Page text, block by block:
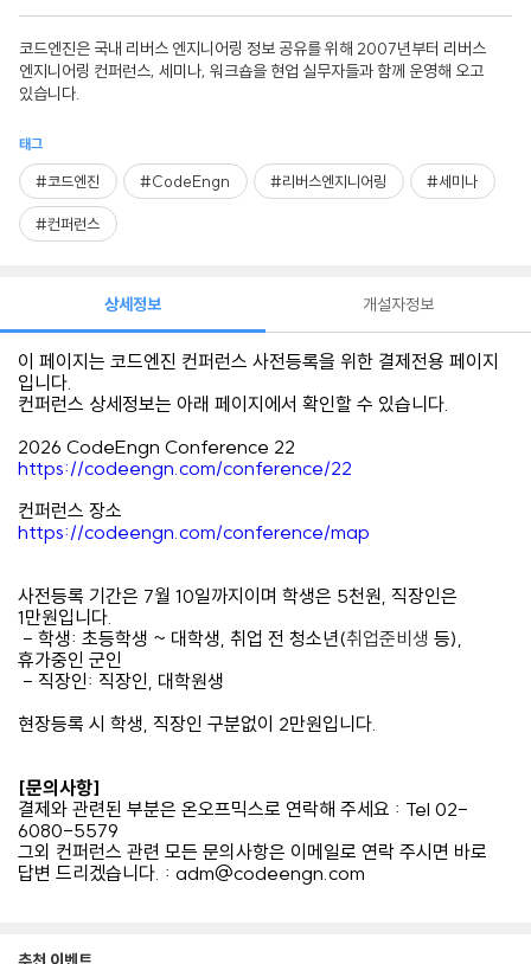
코드엔진은 국내 리버스 엔지니어링 정보 공유를 위해 2007년부터 리버스
엔지니어링 컨퍼런스, 세미나, 워크숍을 현업 실무자들과 함께 운영해 오고
있습니다.
태그
#코드엔진 #CodeEngn #리버스엔지니어링 #세미나
#컨퍼런스
상세정보
이 페이지는 코드엔진 컨퍼런스 사전등록을 위한 결제전용 페이지
입니다.
컨퍼런스 상세정보는 아래 페이지에서 확인할 수 있습니다.
2026 CodeEngn Conference 22
https://codeengn.com/conference/22
컨퍼런스 장소
https://codeengn.com/conference/map
사전등록 기간은 7월 10일까지이며 학생은 5천원, 직장인은
1만원입니다.
- 학생: 초등학생 ~ 대학생, 취업 전 청소년(취업준비생 등),
휴가중인 군인
- 직장인: 직장인, 대학원생
현장등록 시 학생, 직장인 구분없이 2만원입니다.
[문의사항]
결제와 관련된 부분은 온오프믹스로 연락해 주세요 : Tel 02-
6080-5579
그외 컨퍼런스 관련 모든 문의사항은 이메일로 연락 주시면 바로
답변 드리겠습니다. : adm@codeengn.com
개설자정보